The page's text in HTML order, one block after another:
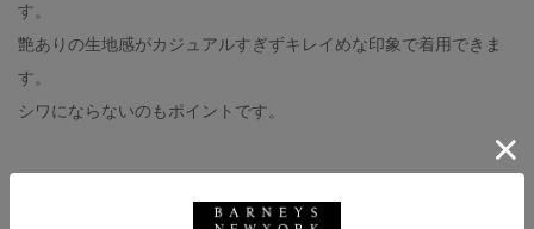
す。
艶ありの生地感がカジュアルすぎずキレイめな印象で着用できま
す。
シワにならないのもポイントです。
BARNEYS NEW YORK